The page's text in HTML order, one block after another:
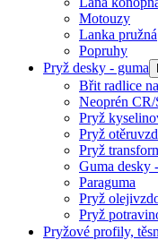
Motouzy
Lanka pružná
Popruhy
Pryž desky - guma
Břit radlice
Neoprén CR/
Pryž
Pryž
Pryž
Guma desky
Paraguma
Pryž
Pryž
Pryžové profily,